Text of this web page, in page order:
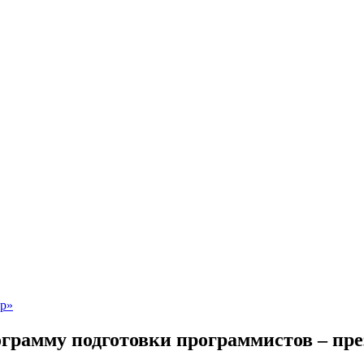
подготовки программистов –